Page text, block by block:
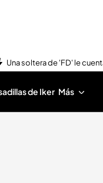
Una soltera de 'FD' le
de Iker Más